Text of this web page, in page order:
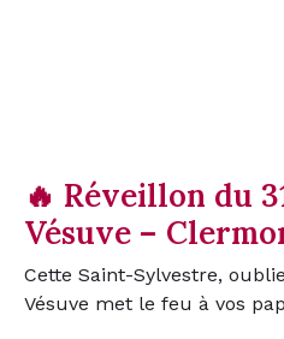
🔥 Réveillon du
Vésuve –
Cette Saint-Sylvestre,
Vésuve met le feu à vos